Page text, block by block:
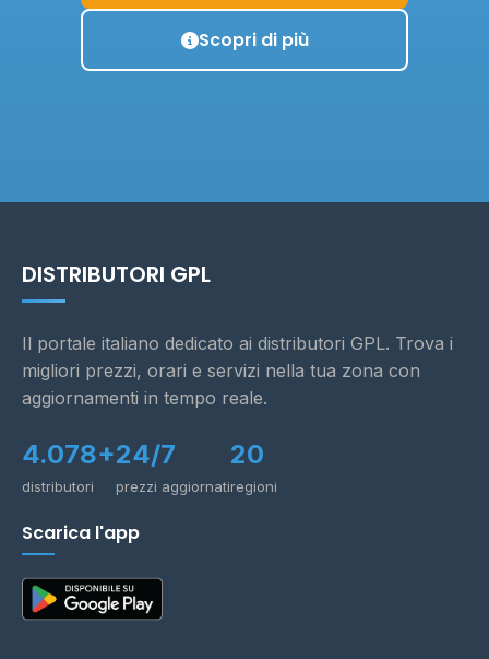
Scopri di più
DISTRIBUTORI GPL
Il portale italiano dedicato ai distributori GPL. Trova i
migliori prezzi, orari e servizi nella tua zona con
aggiornamenti in tempo reale.
4.078+
distributori
24/7
prezzi aggiornati
20
regioni
Scarica l'app